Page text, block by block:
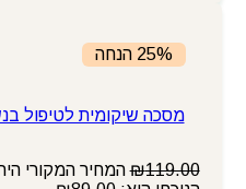
25% הנחה
מסכה שיקומית לטיפול
₪119.00 המחיר המקורי היה: